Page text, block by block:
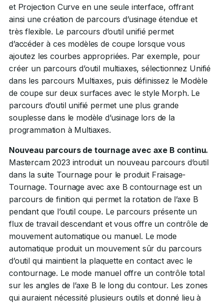
et Projection Curve en une seule interface, offrant
ainsi une création de parcours d’usinage étendue et
très flexible. Le parcours d’outil unifié permet
d’accéder à ces modèles de coupe lorsque vous
ajoutez les courbes appropriées. Par exemple, pour
créer un parcours d’outil multiaxes, sélectionnez Unifié
dans les parcours Multiaxes, puis définissez le Modèle
de coupe sur deux surfaces avec le style Morph. Le
parcours d’outil unifié permet une plus grande
souplesse dans le modèle d’usinage lors de la
programmation à Multiaxes.
Nouveau parcours de tournage avec axe B continu.
Mastercam 2023 introduit un nouveau parcours d’outil
dans la suite Tournage pour le produit Fraisage-
Tournage. Tournage avec axe B contournage est un
parcours de finition qui permet la rotation de l’axe B
pendant que l’outil coupe. Le parcours présente un
flux de travail descendant et vous offre un contrôle de
mouvement automatique ou manuel. Le mode
automatique produit un mouvement sûr du parcours
d’outil qui maintient la plaquette en contact avec le
contournage. Le mode manuel offre un contrôle total
sur les angles de l’axe B le long du contour. Les zones
qui auraient nécessité plusieurs outils et donné lieu à